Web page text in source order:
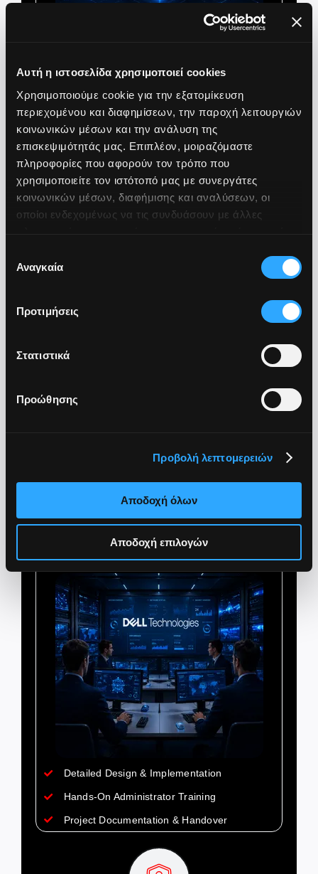
Αυτή η ιστοσελίδα χρησιμοποιεί cookies
Χρησιμοποιούμε cookie για την εξατομίκευση
περιεχομένου και διαφημίσεων, την παροχή λειτουργιών
κοινωνικών μέσων και την ανάλυση της
επισκεψιμότητάς μας. Επιπλέον, μοιραζόμαστε
πληροφορίες που αφορούν τον τρόπο που
χρησιμοποιείτε τον ιστότοπό μας με συνεργάτες
κοινωνικών μέσων, διαφήμισης και αναλύσεων, οι
οποίοι ενδεχομένως να τις συνδυάσουν με άλλες
των υπηρεσιών τους.
συγκατάθεσης
Αναγκαία
Προτιμήσεις
Στατιστικά
Προώθησης
Προβολή λεπτομερειών
Αποδοχή όλων
Αποδοχή επιλογών
High Availability Networking
100Gbps Connectivity to Core Switches
Secure & Reliable Network Infrastructure
Expert Services & Training
Detailed Design & Implementation
Hands-On Administrator Training
Project Documentation & Handover